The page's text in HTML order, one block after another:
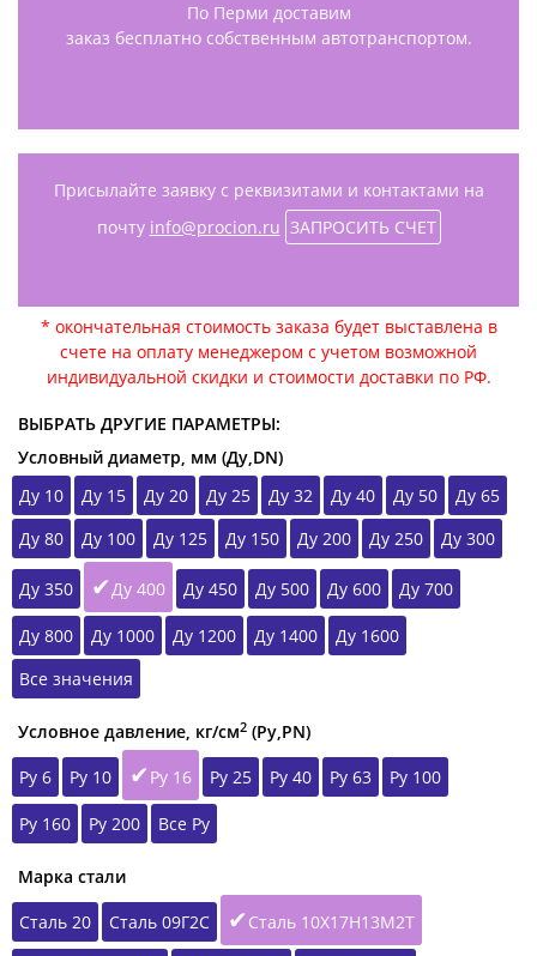
По Перми доставим
заказ бесплатно собственным автотранспортом.
Присылайте заявку с реквизитами и контактами на
почту info@procion.ru ЗАПРОСИТЬ СЧЕТ
* окончательная стоимость заказа будет выставлена в
счете на оплату менеджером с учетом возможной
индивидуальной скидки и стоимости доставки по РФ.
ВЫБРАТЬ ДРУГИЕ ПАРАМЕТРЫ:
Условный диаметр, мм (Ду,DN)
Ду 10
Ду 15 Ду 20 Ду 25 Ду 32 Ду 40 Ду 50
Ду 65
Ду 80
Ду 100 Ду 125 Ду 150 Ду 200 Ду 250 Ду 300
Ду 350 Ду 400 Ду 450 Ду 500 Ду 600 Ду 700
Ду 800 Ду 1000 Ду 1200 Ду 1400
Ду 1600
Все значения
Условное давление, кг/см2 (Ру,РN)
Ру 6
Ру 10 Ру 16 Ру 25 Ру 40 Ру 63 Ру 100
Ру 160 Ру 200 Все Ру
Марка стали
Сталь 20
Сталь 09Г2С Сталь 10Х17Н13М2Т